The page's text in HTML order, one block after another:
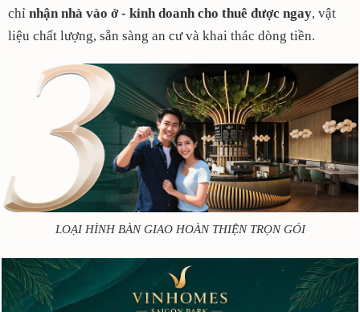
chỉ nhận nhà vào ở - kinh doanh cho thuê được ngay, vật
liệu chất lượng, sẵn sàng an cư và khai thác dòng tiền.
LOẠI HÌNH BÀN GIAO HOÀN THIỆN TRỌN GÓI